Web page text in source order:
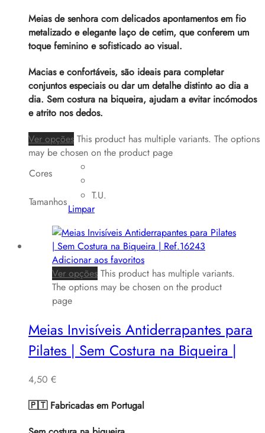
Meias de senhora com delicados apontamentos em fio
metalizado e elegante laço de cetim, que conferem um
toque feminino e sofisticado ao visual.
Macias e confortáveis, são ideais para completar
conjuntos especiais ou dar um detalhe distinto ao dia a
dia. Sem costura na biqueira, ajudam a evitar incómodos
e atrito nos dedos.
Ver opções This product has multiple variants. The options
may be chosen on the product page
Cores
Tamanhos
T.U.
Limpar
Adicionar aos favoritos
Ver opções This product has multiple variants.
The options may be chosen on the product
page
Meias Invisíveis Antiderrapantes para
Pilates | Sem Costura na Biqueira |
4,50 €
🇵🇹 Fabricadas em Portugal